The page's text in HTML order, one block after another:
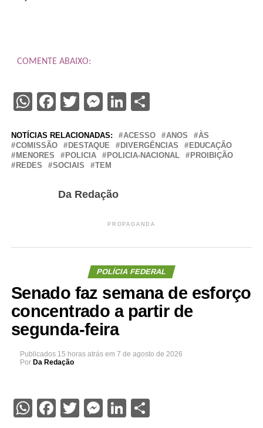
COMENTE ABAIXO:
WhatsApp
Facebook
Twitter
Messenger
LinkedIn
Share
NOTÍCIAS RELACIONADAS: ACESSO ANOS
ÀS
COMISSÃO
DESTAQUE DIVERGÊNCIAS
EDUCAÇÃO
MENORES
POLICIA POLICIA-NACIONAL
PROIBIÇÃO
REDES
SOCIAIS TEM
Da Redação
PROPAGANDA
POLÍCIA FEDERAL
Senado faz semana de esforço
concentrado a partir de
segunda-feira
Publicados 15 horas atrás em 7 de agosto de 2026
Por Da Redação
WhatsApp
Facebook
Twitter
Messenger
LinkedIn
Share